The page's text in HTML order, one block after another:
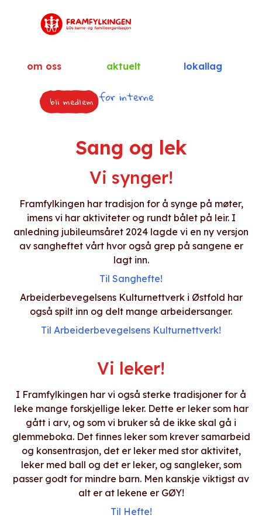
om oss aktuelt lokallag
bli medlem for interne
Sang og lek
Vi synger!
Framfylkingen har tradisjon for å synge på møter,
imens vi har aktiviteter og rundt bålet på leir. I
anledning jubileumsåret 2024 lagde vi en ny versjon
av sangheftet vårt hvor også grep på sangene er
lagt inn.
Til Sanghefte!
Arbeiderbevegelsens Kulturnettverk i Østfold har
også spilt inn og delt mange arbeidersanger.
Til Arbeiderbevegelsens Kulturnettverk!
Vi leker!
I Framfylkingen har vi også sterke tradisjoner for å
leke mange forskjellige leker. Dette er leker som har
gått i arv, og som vi bruker så de ikke skal gå i
glemmeboka. Det finnes leker som krever samarbeid
og konsentrasjon, det er leker med stor aktivitet,
leker med ball og det er leker, og sangleker, som
passer godt for mindre barn. Men kanskje viktigst av
alt er at lekene er GØY!
Til Hefte!